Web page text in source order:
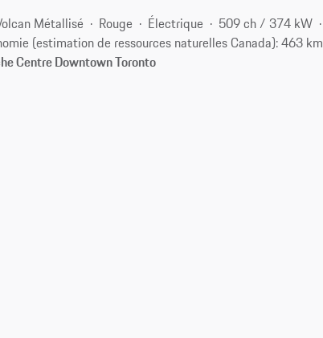
Métallisé Rouge Électrique 509 ch / 374 kW
(estimation de ressources naturelles Canada): 463 km
Centre Downtown Toronto